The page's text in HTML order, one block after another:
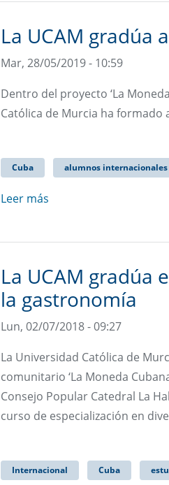
La UCAM gradúa
Mar, 28/05/2019 - 10:59
Dentro del proyecto ‘La
Católica de Murcia ha formado
Cuba alumnos internacionales
Leer más
La UCAM gradúa
la gastronomía
Lun, 02/07/2018 - 09:27
La Universidad Católica de
comunitario ‘La Moneda
Consejo Popular Catedral La
curso de especialización en
Internacional Cuba